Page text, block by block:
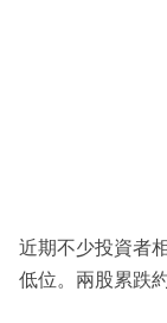
近期不少投資者
低位。兩股累跌